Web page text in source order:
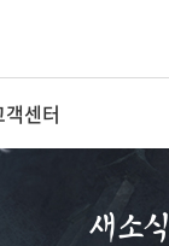
객센터
새소